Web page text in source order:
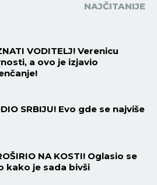
NAJČITANIJE
VODITELJ! Verenicu
a ovo je izjavio
SRBIJU! Evo gde se najviše
NA KOSTI! Oglasio se
kako je sada bivši